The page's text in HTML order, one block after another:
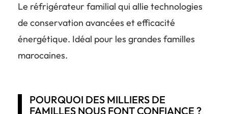
Le réfrigérateur familial qui allie technologies
de conservation avancées et efficacité
énergétique. Idéal pour les grandes familles
marocaines.
POURQUOI DES MILLIERS DE
FAMILLES NOUS FONT CONFIANCE ?